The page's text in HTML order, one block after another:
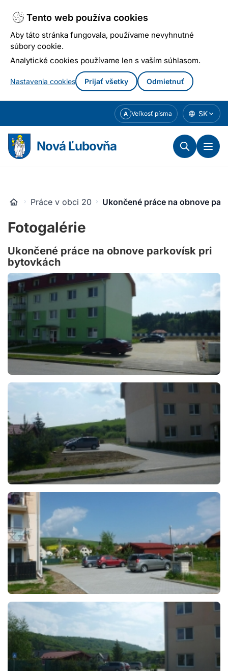
Tento web používa cookies
Aby táto stránka fungovala, používame nevyhnutné
súbory cookie.
Analytické cookies používame len s vaším súhlasom.
Nastavenia cookies Prijať všetky Odmietnuť
obsahu
A Veľkosť písma SK
Nová Ľubovňa
Práce v obci 2016 Ukončené práce na obnove
Fotogalérie
Ukončené práce na obnove parkovísk pri
bytovkách